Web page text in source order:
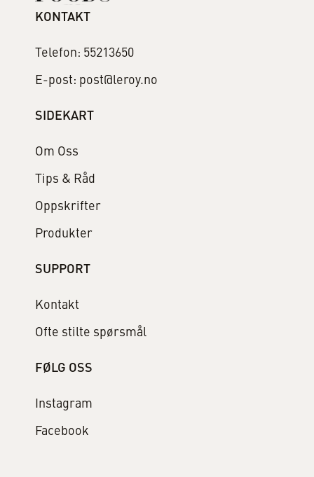
KONTAKT
Telefon: 55213650
E-post: post@leroy.no
SIDEKART
Om Oss
Tips & Råd
Oppskrifter
Produkter
SUPPORT
Kontakt
Ofte stilte spørsmål
FØLG OSS
Instagram
Facebook